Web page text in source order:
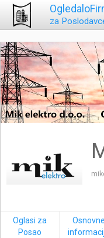
za
Oglasi za
Posao
Osnovne